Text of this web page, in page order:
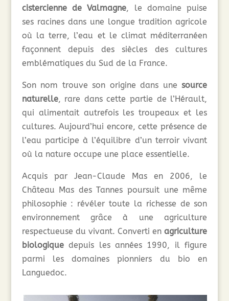
cistercienne de Valmagne, le domaine puise
ses racines dans une longue tradition agricole
où la terre, l’eau et le climat méditerranéen
façonnent depuis des siècles des cultures
emblématiques du Sud de la France.
Son nom trouve son origine dans unesource
naturelle, rare dans cette partie de l’Hérault,
qui alimentait autrefois les troupeaux et les
cultures. Aujourd’hui encore, cette présence de
l’eau participe à l’équilibre d’un terroir vivant
où la nature occupe une place essentielle.
Acquis par Jean-Claude Mas en 2006, le
Château Mas des Tannes poursuit une même
philosophie : révéler toute la richesse de son
environnement grâce à une agriculture
respectueuse du vivant. Converti enagriculture
biologiquedepuis les années 1990, il figure
parmi les domaines pionniers du bio en
Languedoc.